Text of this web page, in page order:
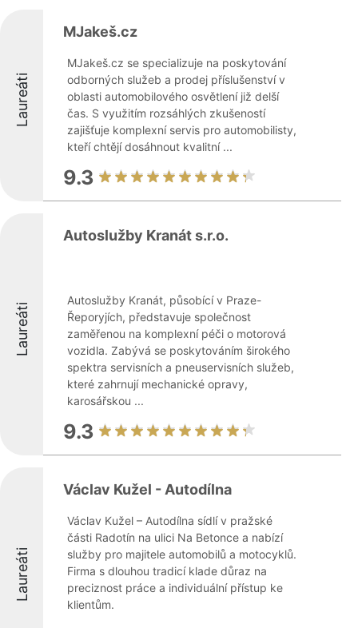
Laureáti
MJakeš.cz
MJakeš.cz se specializuje na poskytování
odborných služeb a prodej příslušenství v
oblasti automobilového osvětlení již delší
čas. S využitím rozsáhlých zkušeností
zajišťuje komplexní servis pro automobilisty,
kteří chtějí dosáhnout kvalitní ...
9.3
Laureáti
Autoslužby Kranát s.r.o.
Autoslužby Kranát, působící v Praze-
Řeporyjích, představuje společnost
zaměřenou na komplexní péči o motorová
vozidla. Zabývá se poskytováním širokého
spektra servisních a pneuservisních služeb,
které zahrnují mechanické opravy,
karosářskou ...
9.3
Laureáti
Václav Kužel - Autodílna
Václav Kužel – Autodílna sídlí v pražské
části Radotín na ulici Na Betonce a nabízí
služby pro majitele automobilů a motocyklů.
Firma s dlouhou tradicí klade důraz na
preciznost práce a individuální přístup ke
klientům.